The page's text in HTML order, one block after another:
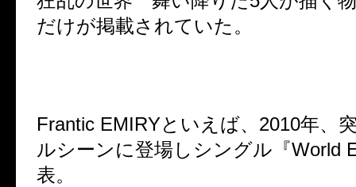
だけが掲載されていた。
Frantic EMIRYといえば、2010年、
ルシーンに登場しシングル『World
表。